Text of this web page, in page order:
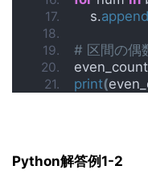
    s.
append
# 区間の偶
print(
Python解答例1-2